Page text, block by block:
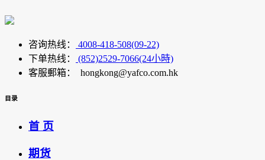
咨询热线：
4008-418-508(09-22)
下单热线：
(852)2529-7066(24小時)
客服郵箱： hongkong@yafco.com.hk
目录
首 页
期货